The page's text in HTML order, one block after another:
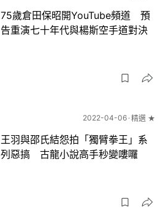
75歲倉田保昭開YouTube頻道 預
告重演七十年代與楊斯空手道對決
2022-04-06 精選 ★
王羽與邵氏結怨拍「獨臂拳王」系
列惡搞 古龍小說高手秒變嘍囉